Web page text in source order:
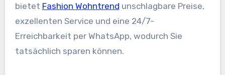
bietet Fashion Wohntrend unschlagbare Preise,
exzellenten Service und eine 24/7-
Erreichbarkeit per WhatsApp, wodurch Sie
tatsächlich sparen können.